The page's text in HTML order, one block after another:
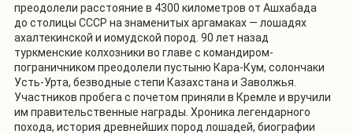
преодолели расстояние в 4300 километров от Ашхабада
до столицы СССР на знаменитых аргамаках — лошадях
ахалтекинской и иомудской пород. 90 лет назад
туркменские колхозники во главе с командиром-
пограничником преодолели пустыню Кара-Кум, солончаки
Усть-Урта, безводные степи Казахстана и Заволжья.
Участников пробега с почетом приняли в Кремле и вручили
им правительственные награды. Хроника легендарного
похода, история древнейших пород лошадей, биографии